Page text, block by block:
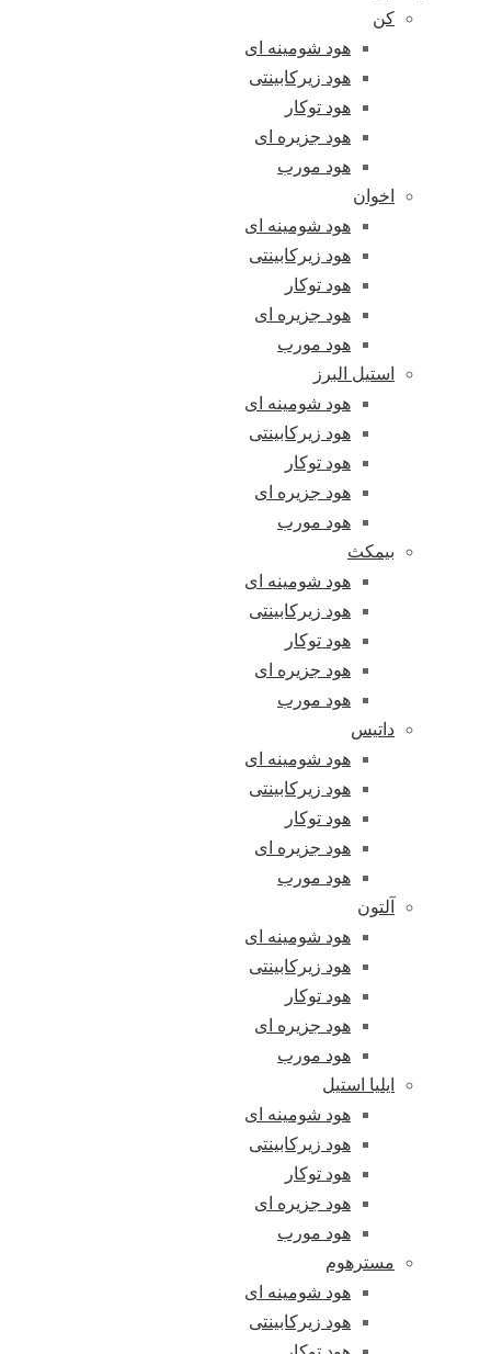
کن
هود شومینه ای
هود زیرکابینتی
هود توکار
هود جزیره ای
هود مورب
اخوان
هود شومینه ای
هود زیرکابینتی
هود توکار
هود جزیره ای
هود مورب
استیل البرز
هود شومینه ای
هود زیرکابینتی
هود توکار
هود جزیره ای
هود مورب
بیمکث
هود شومینه ای
هود زیرکابینتی
هود توکار
هود جزیره ای
هود مورب
داتیس
هود شومینه ای
هود زیرکابینتی
هود توکار
هود جزیره ای
هود مورب
آلتون
هود شومینه ای
هود زیرکابینتی
هود توکار
هود جزیره ای
هود مورب
ایلیا استیل
هود شومینه ای
هود زیرکابینتی
هود توکار
هود جزیره ای
هود مورب
مسترهوم
هود شومینه ای
هود زیرکابینتی